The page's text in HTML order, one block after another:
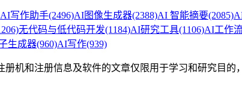
AI写作助手(2496)AI图像生成器(2388)AI 智能摘要(2085)
无代码与低代码开发(1184)AI研究工具(1106)AI工作
生成器(960)AI写作(939)
机和注册信息及软件的文章仅限用于学习和研究目的